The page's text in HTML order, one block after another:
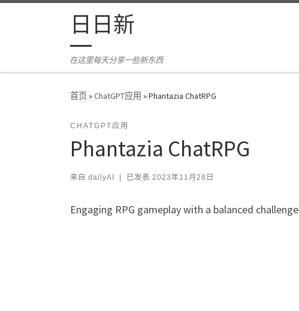
Skip to content日日新
在这里每天分享一些新东西
首页»ChatGPT应用 »Phantazia ChatRPG
CHATGPT应用
Phantazia ChatRPG
来自 dailyAI 已发表 2023年11月28日
Engaging RPG gameplay with a balanced challenge